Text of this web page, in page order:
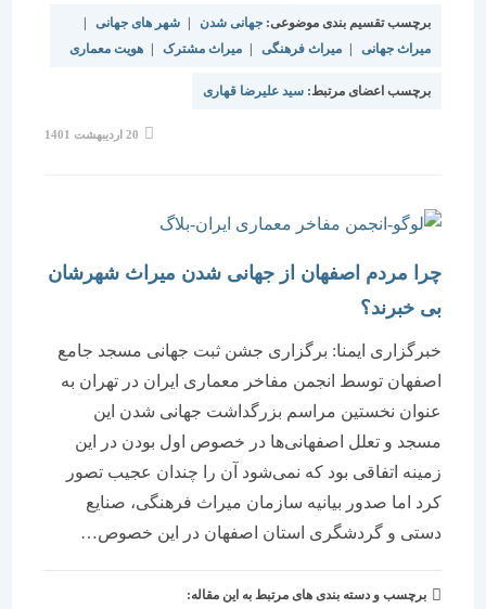
برچسب تقسیم بندی موضوعی:جهانی شدن | شهر های جهانی
|
میراث جهانی
| میراث فرهنگی | میراث مشترک | هویت معماری
برچسب اعضای مرتبط: سید علیرضا قهاری
چرا مردم اصفهان از جهانی شدن میراث شهرشان
بی خبرند؟
خبرگزاری ایمنا: برگزاری جشن ثبت جهانی مسجد جامع
اصفهان توسط انجمن مفاخر معماری ایران در تهران به
عنوان نخستین مراسم بزرگداشت جهانی شدن این
مسجد و تعلل اصفهانی‌ها در خصوص اول بودن در این
زمینه اتفاقی بود که نمی‌شود آن را چندان عجیب تصور
کرد اما صدور بیانیه سازمان میراث فرهنگی، صنایع
دستی و گردشگری استان اصفهان در این خصوص…
برچسب و دسته بندی های مرتبط به این مقاله: